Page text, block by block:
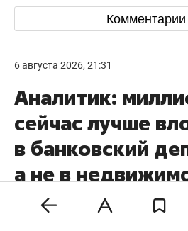
Комментарии
6 августа 2026, 21:31
Аналитик:
сейчас лучше
в банковский
а не в